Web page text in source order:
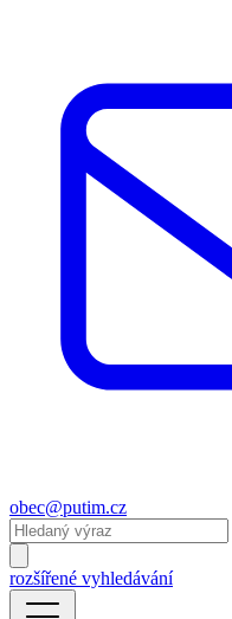
obec@putim.cz
rozšířené vyhledávání